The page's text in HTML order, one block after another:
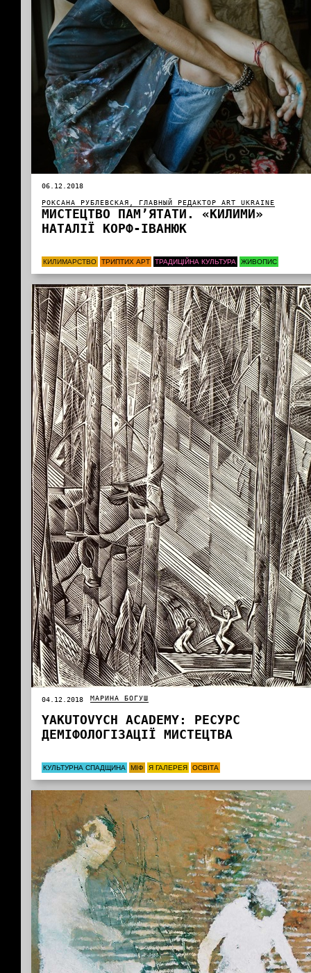
06.12.2018
РОКСАНА РУБЛЕВСКАЯ, ГЛАВНЫЙ РЕДАКТОР ART UKRAINE
МИСТЕЦТВО ПАМ’ЯТАТИ. «КИЛИМИ»
НАТАЛІЇ КОРФ-ІВАНЮК
КИЛИМАРСТВО ТРИПТИХ АРТ ТРАДИЦІЙНА КУЛЬТУРА ЖИВОПИС
04.12.2018 МАРИНА БОГУШ
YAKUTOVYCH АCADEMY: РЕСУРС
ДЕМІФОЛОГІЗАЦІЇ МИСТЕЦТВА
КУЛЬТУРНА СПАДЩИНА МІФ Я ГАЛЕРЕЯ ОСВІТА